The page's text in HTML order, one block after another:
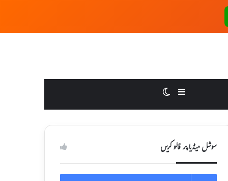
Sidebar
سوشل میڈیا پر فالو کریں